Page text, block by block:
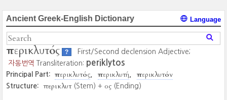
Ancient Greek-English Dictionary Language
περικλυτός ?
First/Second declension Adjective;
자동번역
Transliteration: periklytos
Principal Part: περικλυτός περικλυτή περικλυτόν
Structure: περικλυτ (Stem) + ος (Ending)